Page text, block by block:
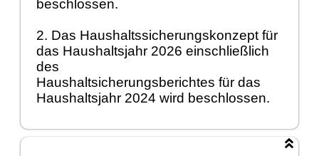
beschlossen.
2. Das Haushaltssicherungskonzept für
das Haushaltsjahr 2026 einschließlich
des
Haushaltsicherungsberichtes für das
Haushaltsjahr 2024 wird beschlossen.